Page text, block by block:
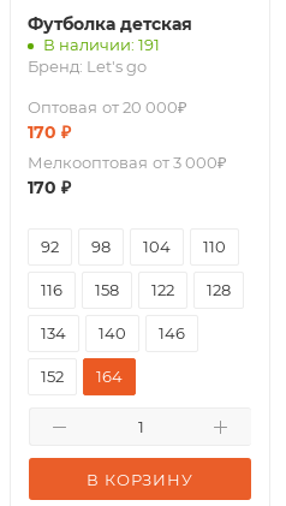
Футболка детская
В наличии: 191
Бренд: Let's go
Оптовая от 20 000₽
170 ₽
Мелкооптовая от 3 000₽
170 ₽
В КОРЗИНУ
92 98 104 110
116 158 122 128
134 140 146
152 164